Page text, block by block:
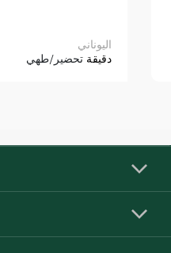
اليوناني
دقيقة تحضير/طهي